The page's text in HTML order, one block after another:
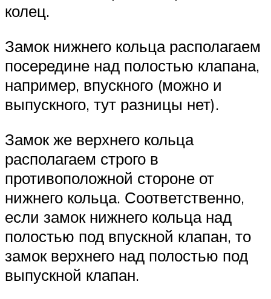
колец.
Замок нижнего кольца располагаем
посередине над полостью клапана,
например, впускного (можно и
выпускного, тут разницы нет).
Замок же верхнего кольца
располагаем строго в
противоположной стороне от
нижнего кольца. Соответственно,
если замок нижнего кольца над
полостью под впускной клапан, то
замок верхнего над полостью под
выпускной клапан.